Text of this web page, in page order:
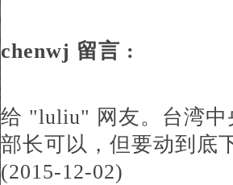
chenwj 留言 :
给 "luliu" 网友。台湾中
部长可以，但要动到底
(2015-12-02)